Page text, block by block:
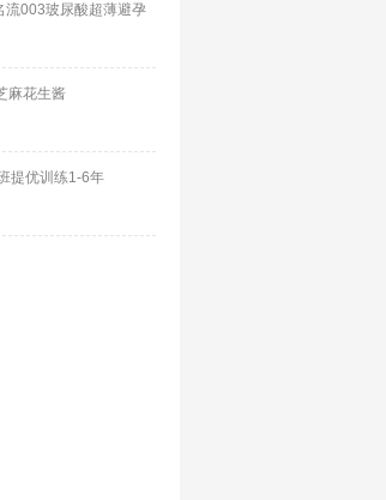
流003玻尿酸超薄避孕
麻花生酱
提优训练1-6年